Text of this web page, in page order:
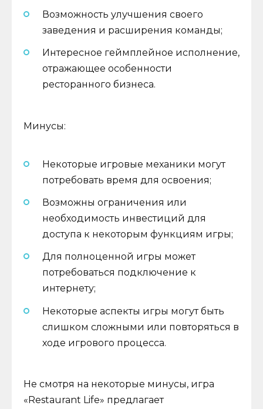
Возможность улучшения своего
заведения и расширения команды;
Интересное геймплейное исполнение,
отражающее особенности
ресторанного бизнеса.
Минусы:
Некоторые игровые механики могут
потребовать время для освоения;
Возможны ограничения или
необходимость инвестиций для
доступа к некоторым функциям игры;
Для полноценной игры может
потребоваться подключение к
интернету;
Некоторые аспекты игры могут быть
слишком сложными или повторяться в
ходе игрового процесса.
Не смотря на некоторые минусы, игра
«Restaurant Life» предлагает